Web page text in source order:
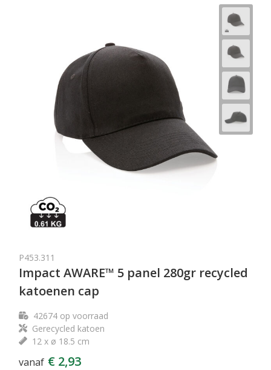
P453.311
Impact AWARE™ 5 panel 280gr recycled
katoenen cap
42674op voorraad
Gerecycled katoen
12 x ø 18.5 cm
vanaf € 2,93